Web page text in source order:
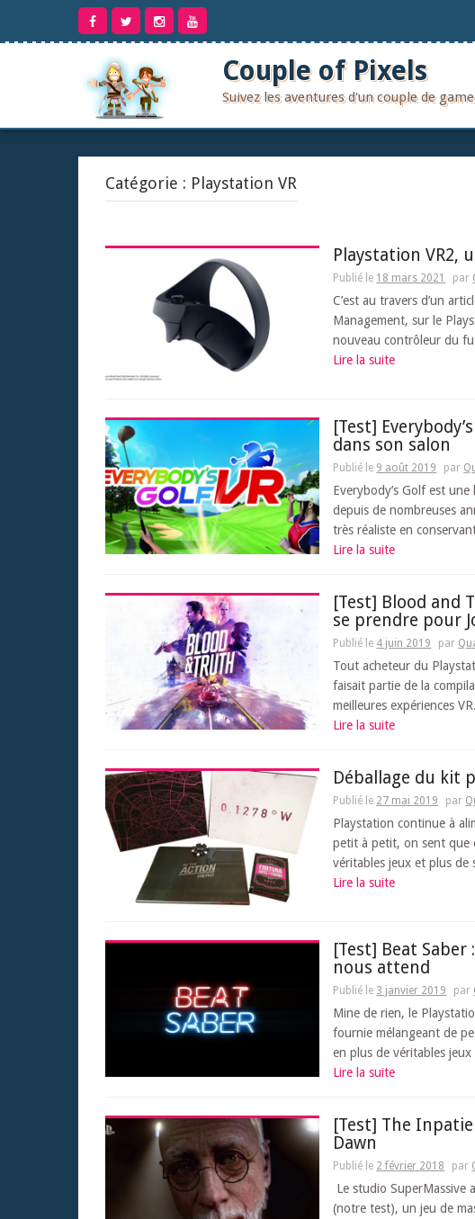
contenu
Couple of Pixels
Suivez les aventures d'un couple de
Catégorie : Playstation VR
Playstation
Publié le 18 mars 2021 par
C’est au travers d’un
Management, sur le
nouveau contrôleur du
Lire la suite
[Test]
dans son salon
Publié le 9 août 2019 par
Everybody’s Golf est
depuis de nombreuses
très réaliste en
Lire la suite
[Test] Blood and
se prendre pour
Publié le 4 juin 2019 par
Tout acheteur du
faisait partie de la
meilleures expériences
Lire la suite
Déballage du kit
Publié le 27 mai 2019 par
Playstation continue à
petit à petit, on sent que
véritables jeux et plus de
Lire la suite
[Test] Beat
nous attend
Publié le 3 janvier 2019 par
Mine de rien, le
fournie mélangeant de
en plus de véritables
Lire la suite
[Test] The
Dawn
Publié le 2 février 2018 par
Le studio SuperMassive
(notre test), un jeu de